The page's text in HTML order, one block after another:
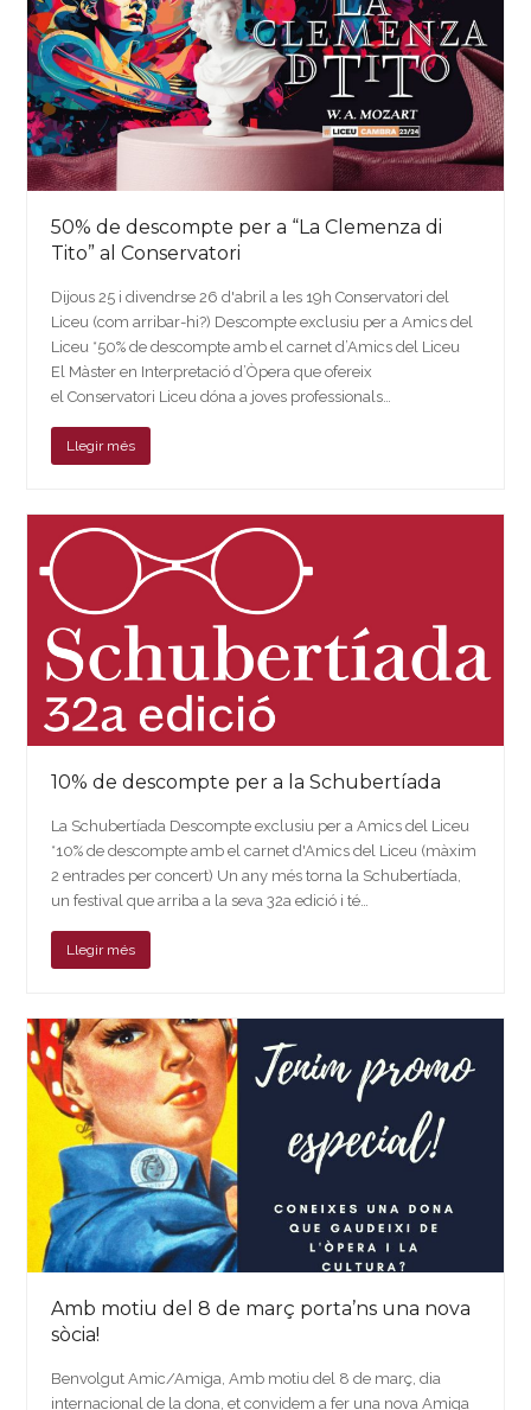
50% de descompte per a “La Clemenza di
Tito” al Conservatori
Dijous 25 i divendrse 26 d'abril a les 19h Conservatori del
Liceu (com arribar-hi?) Descompte exclusiu per a Amics del
Liceu *50% de descompte amb el carnet d’Amics del Liceu
El Màster en Interpretació d’Òpera que ofereix
el Conservatori Liceu dóna a joves professionals…
Llegir més
10% de descompte per a la Schubertíada
La Schubertíada Descompte exclusiu per a Amics del Liceu
*10% de descompte amb el carnet d'Amics del Liceu (màxim
2 entrades per concert) Un any més torna la Schubertíada,
un festival que arriba a la seva 32a edició i té…
Llegir més
Amb motiu del 8 de març porta’ns una nova
sòcia!
Benvolgut Amic/Amiga, Amb motiu del 8 de març, dia
internacional de la dona, et convidem a fer una nova Amiga